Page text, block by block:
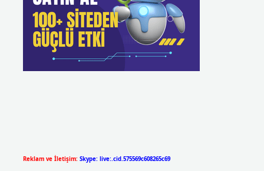
Reklam ve İletişim: Skype: live:.cid.575569c608265c69